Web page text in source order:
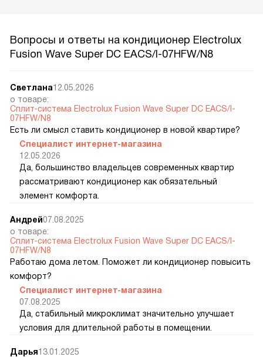
Вопросы и ответы на кондиционер Electrolux
Fusion Wave Super DC EACS/I-07HFW/N8
Светлана12.05.2026
о товаре:
Сплит-система Electrolux Fusion Wave Super DC EACS/I-
07HFW/N8
Есть ли смысл ставить кондиционер в новой квартире?
Специалист интернет-магазина
12.05.2026
Да, большинство владельцев современных квартир
рассматривают кондиционер как обязательный
элемент комфорта.
Андрей07.08.2025
о товаре:
Сплит-система Electrolux Fusion Wave Super DC EACS/I-
07HFW/N8
Работаю дома летом. Поможет ли кондиционер повысить
комфорт?
Специалист интернет-магазина
07.08.2025
Да, стабильный микроклимат значительно улучшает
условия для длительной работы в помещении.
Дарья13.01.2025